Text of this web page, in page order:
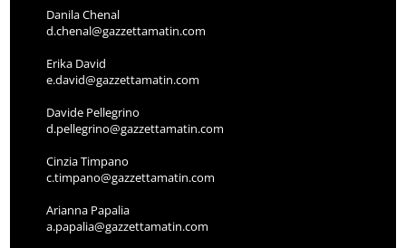
Danila Chenal
d.chenal@gazzettamatin.com
Erika David
e.david@gazzettamatin.com
Davide Pellegrino
d.pellegrino@gazzettamatin.com
Cinzia Timpano
c.timpano@gazzettamatin.com
Arianna Papalia
a.papalia@gazzettamatin.com